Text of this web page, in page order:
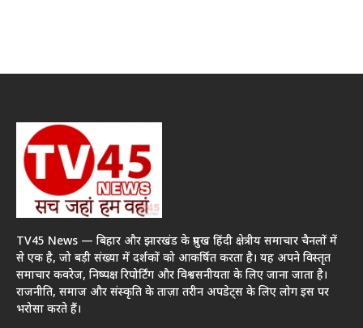
TV45 News — बिहार और झारखंड के प्रमुख हिंदी क्षेत्रीय समाचार चैनलों में
से एक है, जो बड़ी संख्या में दर्शकों को आकर्षित करता है। यह अपने विस्तृत
समाचार कवरेज, निष्पक्ष रिपोर्टिंग और विश्वसनीयता के लिए जाना जाता है।
राजनीति, समाज और संस्कृति के ताज़ा तरीन अपडेट्स के लिए लोग इस पर
भरोसा करते हैं।